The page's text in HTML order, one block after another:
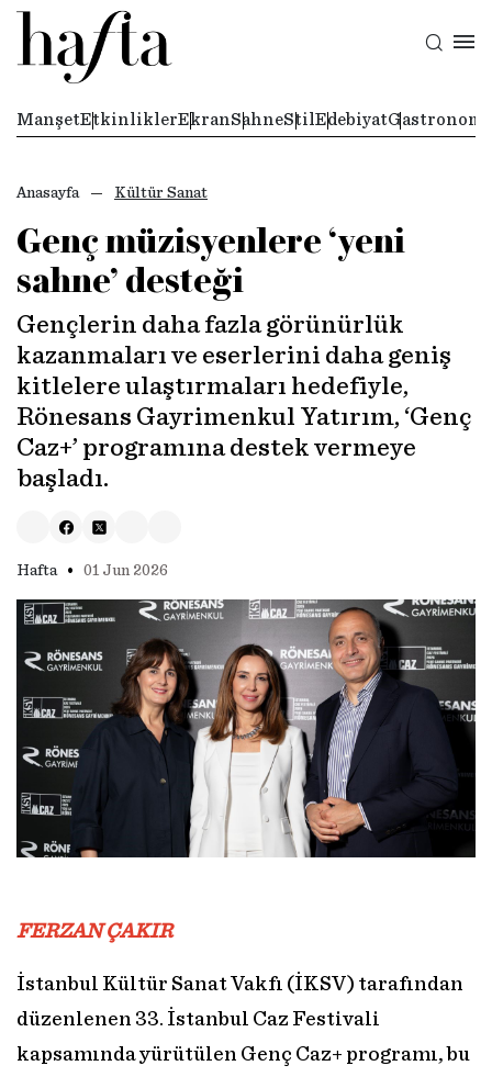
ManşetEtkinliklerEkranSahneStil EdebiyatGastronomi
Anasayfa Kültür Sanat
Genç müzisyenlere ‘yeni
sahne’ desteği
Gençlerin daha fazla görünürlük
kazanmaları ve eserlerini daha geniş
kitlelere ulaştırmaları hedefiyle,
Rönesans Gayrimenkul Yatırım, ‘Genç
Caz+’ programına destek vermeye
başladı.
Hafta • 01 Jun 2026
FERZAN ÇAKIR
İstanbul Kültür Sanat Vakfı (İKSV) tarafından
düzenlenen 33. İstanbul Caz Festivali
kapsamında yürütülen Genç Caz+ programı, bu